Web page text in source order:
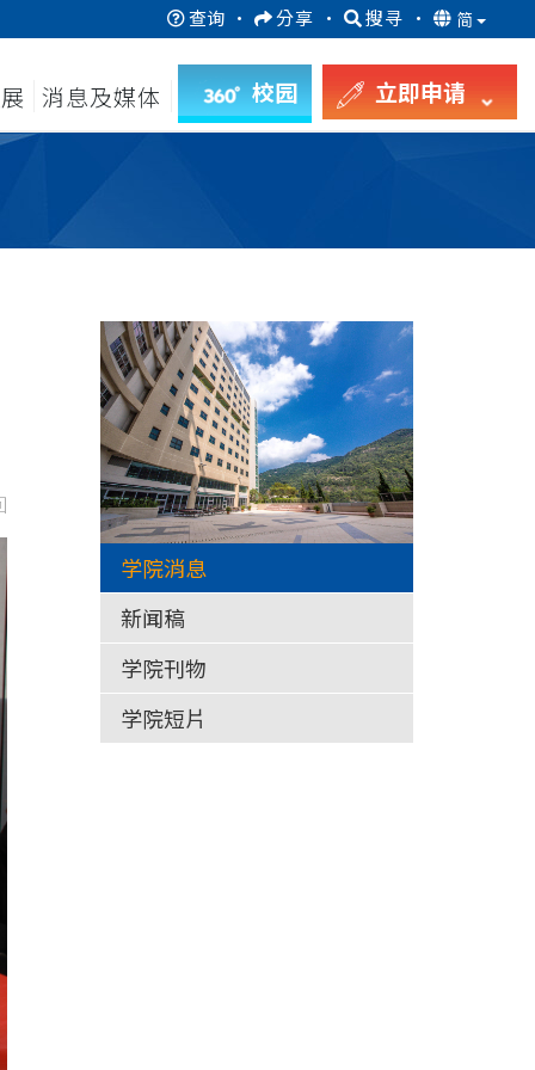
查询 · 分享 · 搜寻 · 简
消息及媒体 校园 立即申请
学院消息
新闻稿
学院刊物
学院短片